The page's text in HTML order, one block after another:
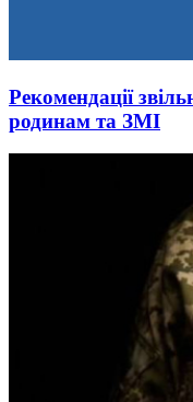
Рекомендації
родинам та ЗМІ